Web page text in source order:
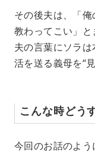
その後夫は、「
教わってこい」と
夫の言葉にソラ
活を送る義母を“
こんな時どう
今回のお話のよ